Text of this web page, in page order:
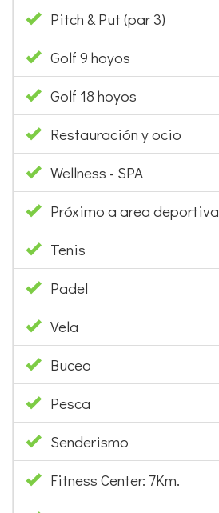
Pitch & Put (par 3)
Golf 9 hoyos
Golf 18 hoyos
Restauración y ocio
Wellness - SPA
Próximo a area deportiva
Tenis
Padel
Vela
Buceo
Pesca
Senderismo
Fitness Center: 7Km.